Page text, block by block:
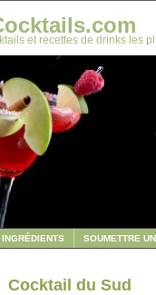
et recettes de drinks les
INGRÉDIENTS SOUMETTRE
Cocktail du Sud